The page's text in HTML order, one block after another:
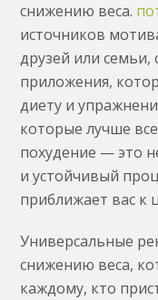
снижению веса.
источников
друзей или семьи,
приложения,
диету и
которые лучше
похудение — это
и устойчивый
приближает вас к
Универсальные
снижению веса,
каждому, кто